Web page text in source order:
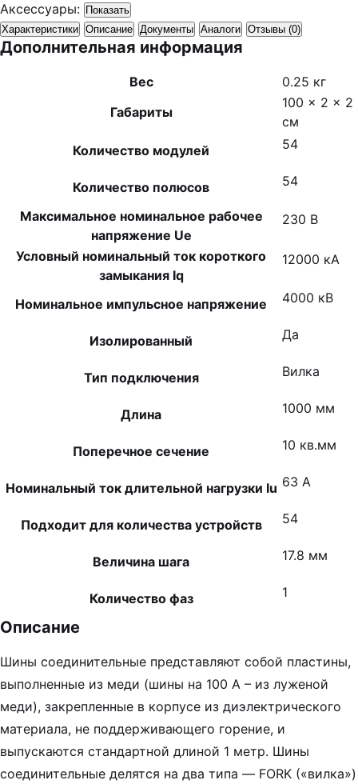
Аксессуары: Показать
Характеристики Описание Документы Аналоги Отзывы (0)
Дополнительная информация
Вес
0.25 кг
Габариты
100 × 2 × 2
см
Количество модулей
54
Количество полюсов 54
Максимальное номинальное рабочее
напряжение Ue
230 В
Условный номинальный ток короткого
замыкания Iq
12000 кА
Номинальное импульсное напряжение 4000 кВ
Изолированный Да
Тип подключения Вилка
Длина 1000 мм
Поперечное сечение 10 кв.мм
Номинальный ток длительной нагрузки Iu 63 А
Подходит для количества устройств 54
Величина шага 17.8 мм
Количество фаз 1
Описание
Шины соединительные представляют собой пластины,
выполненные из меди (шины на 100 А – из луженой
меди), закрепленные в корпусе из диэлектрического
материала, не поддерживающего горение, и
выпускаются стандартной длиной 1 метр. Шины
соединительные делятся на два типа — FORK («вилка»)